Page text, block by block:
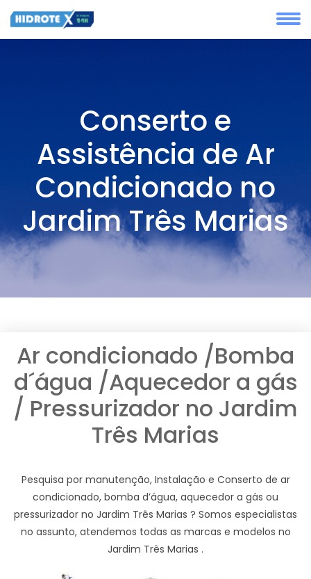
Conserto e
Assistência de Ar
Condicionado no
Jardim Três Marias
Ar condicionado /Bomba
d´água /Aquecedor a gás
/ Pressurizador no Jardim
Três Marias
Pesquisa por manutenção, Instalação e Conserto de ar
condicionado, bomba d’água, aquecedor a gás ou
pressurizador no Jardim Três Marias ? Somos especialistas
no assunto, atendemos todas as marcas e modelos no
Jardim Três Marias .